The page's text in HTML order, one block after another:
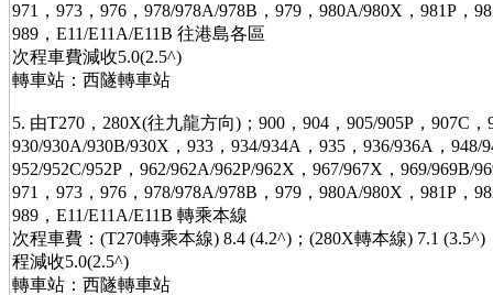
971，973，976，978/978A/978B，979，980A/980X，981P，
989，E11/E11A/E11B 往港島各區
次程車費減收5.0(2.5^)
轉車站：西隧轉車站
5. 由T270，280X(往九龍方向)；900，904，905/905P，907C，
930/930A/930B/930X，933，934/934A，935，936/936A，948/
952/952C/952P，962/962A/962P/962X，967/967X，969/969B/
971，973，976，978/978A/978B，979，980A/980X，981P，
989，E11/E11A/E11B 轉乘本線
次程車費：(T270轉乘本線) 8.4 (4.2^)；(280X轉本線) 7.1
程減收5.0(2.5^)
轉車站：西隧轉車站